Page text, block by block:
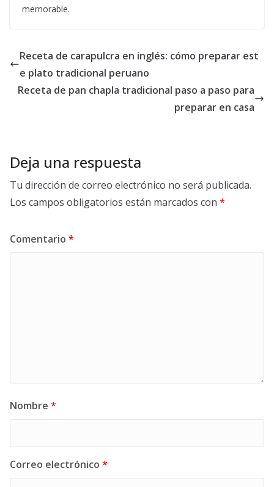
memorable.
Receta de carapulcra en inglés: cómo preparar est
e plato tradicional peruano
Receta de pan chapla tradicional paso a paso para
preparar en casa
Deja una respuesta
Tu dirección de correo electrónico no será publicada.
Los campos obligatorios están marcados con *
Comentario *
Nombre *
Correo electrónico *